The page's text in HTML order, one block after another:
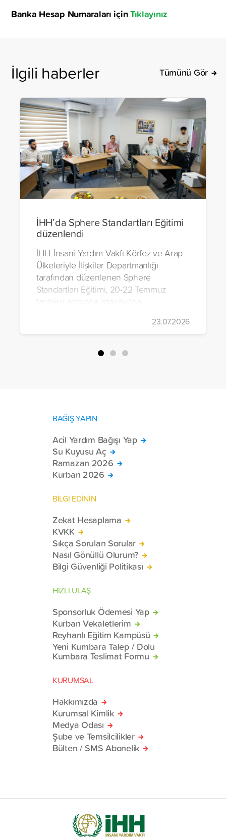
Banka Hesap Numaraları içinTıklayınız
İlgili haberler Tümünü Gör
İHH’da Sphere Standartları Eğitimi
düzenlendi
İHH İnsani Yardım Vakfı Körfez ve Arap
Ülkeleriyle İlişkiler Departmanlığı
tarafından düzenlenen Sphere
Standartları Eğitimi, 20-22 Temmuz
gerçekleştirildi.
23.07.2026
BAĞIŞ YAPIN
Acil Yardım Bağışı Yap
Su Kuyusu Aç
Ramazan 2026
Kurban 2026
BİLGİ EDİNİN
Zekat Hesaplama
KVKK
Sıkça Sorulan Sorular
Nasıl Gönüllü Olurum?
Bilgi Güvenliği Politikası
HIZLI ULAŞ
Sponsorluk Ödemesi Yap
Kurban Vekaletlerim
Reyhanlı Eğitim Kampüsü
Yeni Kumbara Talep / Dolu
Kumbara Teslimat Formu
KURUMSAL
Hakkımızda
Kurumsal Kimlik
Medya Odası
Şube ve Temsilcilikler
Bülten / SMS Abonelik